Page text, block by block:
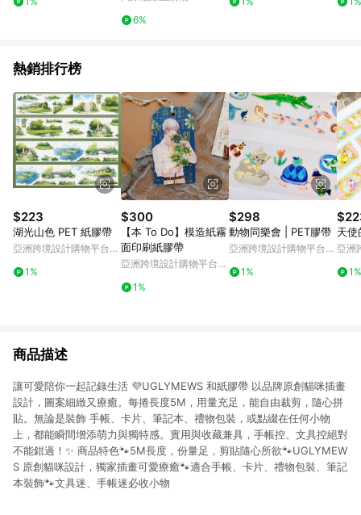
6%
熱銷排行榜
$223
湖光山色 PET 紙膠帶
亞洲跨境設計購物平台
1%
$300
【本 To Do】模造紙霧
面印刷紙膠帶
亞洲跨境設計購物平台
1%
$298
動物同樂會 | PET膠帶
亞洲跨境設計購物平台
1%
天使
亞洲
1%
商品描述
讓可愛陪你一起記錄生活 💜UGLYMEWS 和紙膠帶 以品牌原創貓咪插畫
設計，圖案細緻又療癒。每捲長度5M，用量充足，能自由裁剪，隨心拼
貼。無論是裝飾 手帳、卡片、筆記本、禮物包裝，或點綴在任何小物
上，都能瞬間增添萌力與獨特感。實用與收藏兼具，手帳控、文具控絕對
不能錯過！✨ 商品特色🐾5M長度，份量足，剪貼隨心所欲🐾UGLYMEW
S 原創貓咪設計，獨家插畫可愛療癒🐾適合手帳、卡片、禮物包裝、筆記
本裝飾🐾文具迷、手帳迷必收小物